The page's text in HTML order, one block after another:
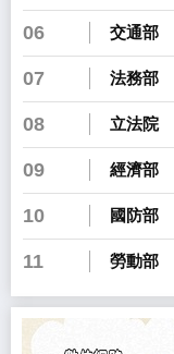
06 交通部
07 法務部
08 立法院
09 經濟部
10 國防部
11 勞動部